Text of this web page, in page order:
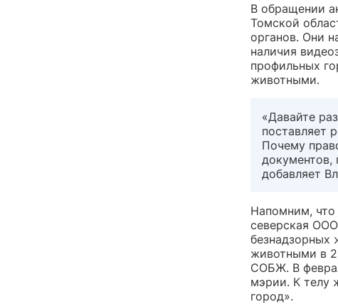
В обращении
Томской
органов. Они
наличия
профильных
животными.
«Давайте
поставляет
Почему
документов,
добавляет
Напомним,
северская
безнадзорных
животными в
СОБЖ. В
мэрии. К телу
город».